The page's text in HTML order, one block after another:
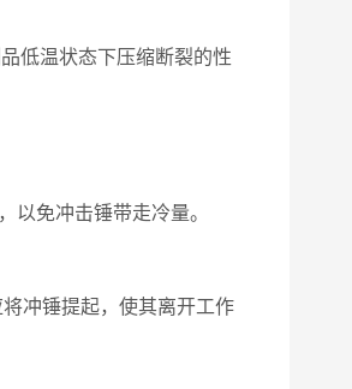
低温状态下压缩断裂的性
免冲击锤带走冷量。
冲锤提起，使其离开工作